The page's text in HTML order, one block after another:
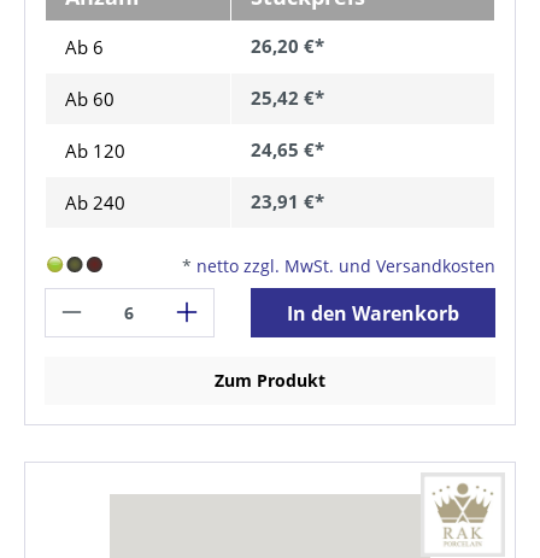
Ab 6 26,20 €*
Ab 60 25,42 €*
Ab 120 24,65 €*
Ab 240 23,91 €*
* netto zzgl. MwSt. und Versandkosten
In den Warenkorb
Zum Produkt